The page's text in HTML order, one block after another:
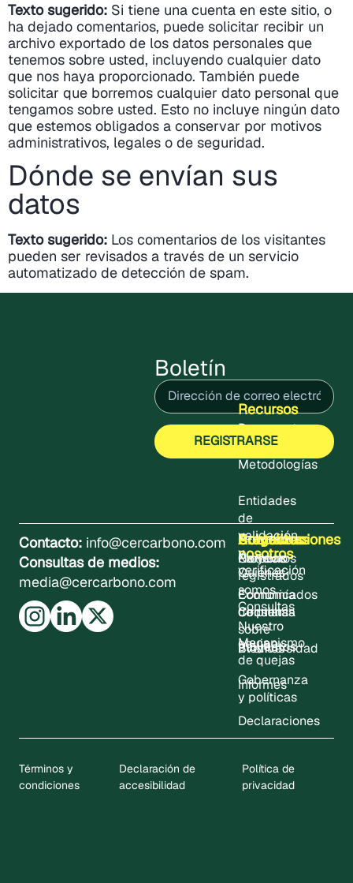
Texto sugerido: Si tiene una cuenta en este sitio, o
ha dejado comentarios, puede solicitar recibir un
archivo exportado de los datos personales que
tenemos sobre usted, incluyendo cualquier dato
que nos haya proporcionado. También puede
solicitar que borremos cualquier dato personal que
tengamos sobre usted. Esto no incluye ningún dato
que estemos obligados a conservar por motivos
administrativos, legales o de seguridad.
Dónde se envían sus
datos
Texto sugerido: Los comentarios de los visitantes
pueden ser revisados a través de un servicio
automatizado de detección de spam.
Boletín
Correo
electrónico (Obligatorio)
Contacto: info@cercarbono.com
Consultas de medios:
media@cercarbono.com
Sobre
nosotros
Quiénes
somos
Nuestro
equipo
Gobernanza
y políticas
Proyectos
Proyectos
registrados
Consultas
sobre
proyectos
Actualizaciones
Noticias
Comunicados
de prensa
Eventos
Informes
Declaraciones
Contacto
Programas
Carbono
Economía
Circular
Biodiversidad
Recursos
Documentos
Metodologías
Entidades
de
validación
y
verificación
Consultas
Mecanismo
de quejas
Términos y
condiciones
Declaración de
accesibilidad
Política de
privacidad